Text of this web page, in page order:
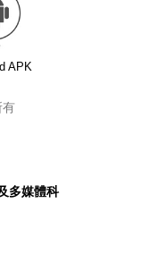
APK
有
多媒體科